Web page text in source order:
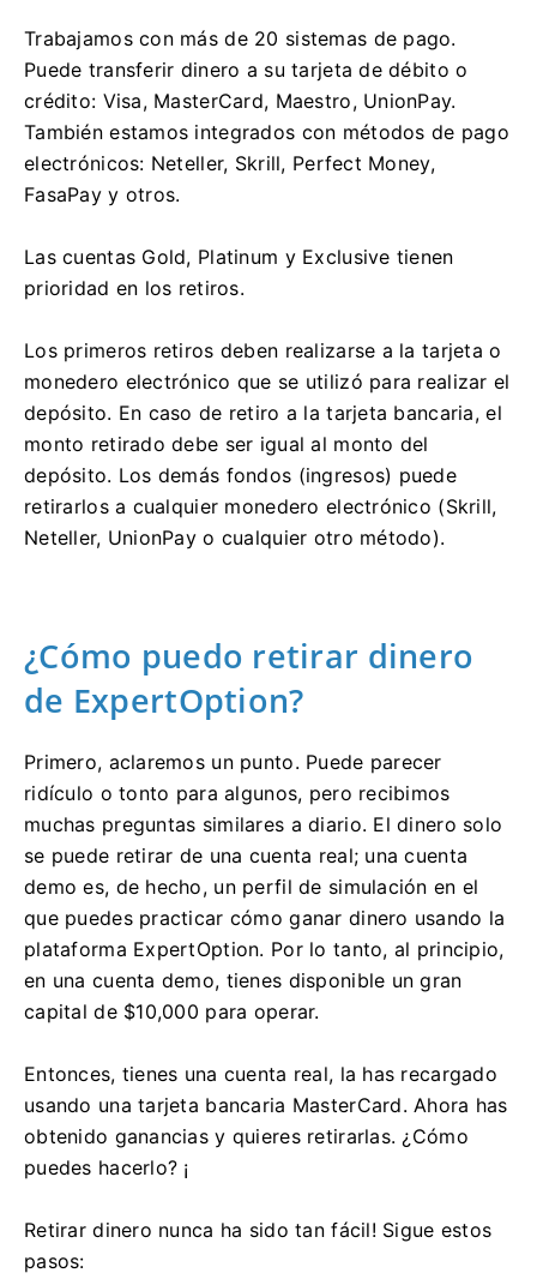
Trabajamos con más de 20 sistemas de pago.
Puede transferir dinero a su tarjeta de débito o
crédito: Visa, MasterCard, Maestro, UnionPay.
También estamos integrados con métodos de pago
electrónicos: Neteller, Skrill, Perfect Money,
FasaPay y otros.
Las cuentas Gold, Platinum y Exclusive tienen
prioridad en los retiros.
Los primeros retiros deben realizarse a la tarjeta o
monedero electrónico que se utilizó para realizar el
depósito. En caso de retiro a la tarjeta bancaria, el
monto retirado debe ser igual al monto del
depósito. Los demás fondos (ingresos) puede
retirarlos a cualquier monedero electrónico (Skrill,
Neteller, UnionPay o cualquier otro método).
¿Cómo puedo retirar dinero
de ExpertOption?
Primero, aclaremos un punto. Puede parecer
ridículo o tonto para algunos, pero recibimos
muchas preguntas similares a diario. El dinero solo
se puede retirar de una cuenta real; una cuenta
demo es, de hecho, un perfil de simulación en el
que puedes practicar cómo ganar dinero usando la
plataforma ExpertOption. Por lo tanto, al principio,
en una cuenta demo, tienes disponible un gran
capital de $10,000 para operar.
Entonces, tienes una cuenta real, la has recargado
usando una tarjeta bancaria MasterCard. Ahora has
obtenido ganancias y quieres retirarlas. ¿Cómo
puedes hacerlo? ¡
Retirar dinero nunca ha sido tan fácil! Sigue estos
pasos: